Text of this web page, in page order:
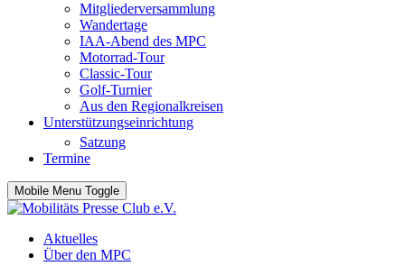
Mitgliederversammlung
Wandertage
IAA-Abend des MPC
Motorrad-Tour
Classic-Tour
Golf-Turnier
Aus den Regionalkreisen
Unterstützungseinrichtung
Satzung
Termine
Mobile Menu Toggle
Aktuelles
Über den MPC